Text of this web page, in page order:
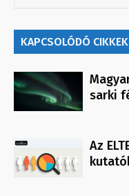
KAPCSOLÓDÓ CIKKEK
sarki
Az